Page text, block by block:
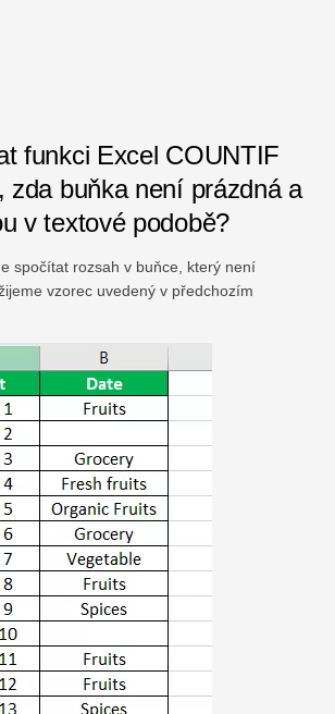
funkci Excel COUNTIF
zda buňka není prázdná a
v textové podobě?
spočítat rozsah v buňce, který není
vzorec uvedený v předchozím